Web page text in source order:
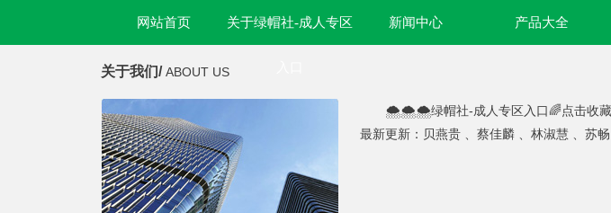
网站首页 关于绿帽社-成人专区 新闻中心 产品大全
关于我们/ABOUT US
🌨🌨🌨绿帽社-成人专区入口🌈点击收藏
最新更新：贝燕贵 、蔡佳麟 、林淑慧 、苏